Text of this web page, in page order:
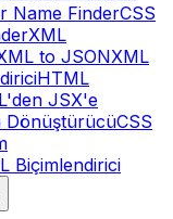
Name FinderCSS
XML
to JSONXML
HTML
JSX'e
DönüştürücüCSS
Biçimlendirici